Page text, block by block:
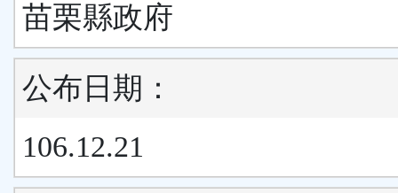
苗栗縣政府
公布日期：
106.12.21